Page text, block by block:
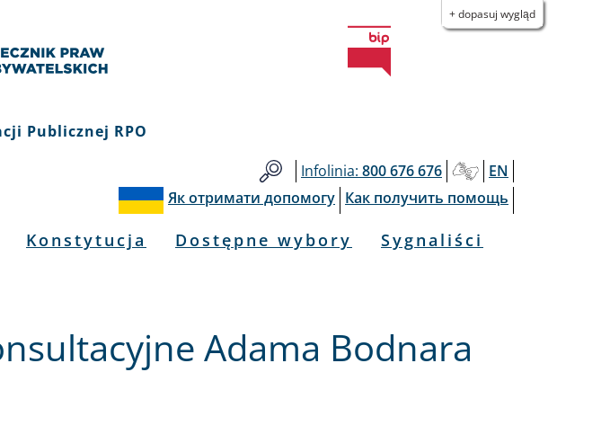
+ dopasuj wygląd
Publicznej RPO
Infolinia: 800 676 676
EN
Як отримати допомогу Как получить помощь
Konstytucja Dostępne wybory Sygnaliści
Adama Bodnara